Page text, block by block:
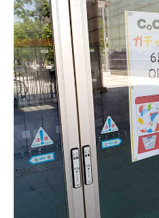
長岡・見附
小千谷・十日町・
柏崎・刈羽・出雲崎
上越・妙
日本酒・新潟清酒
ワイン・
ケーキ・パフェ
ビアガーデン
忘新年会・歓送迎会
周年祭・感謝祭セール
年末・